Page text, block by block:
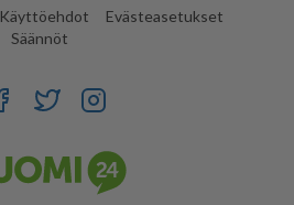
Käyttöehdot
Evästeasetukset
Säännöt